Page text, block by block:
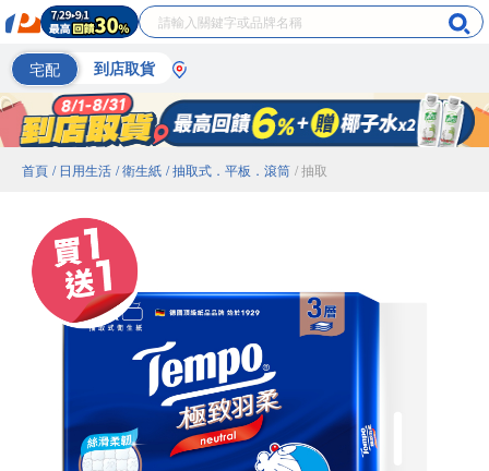
宅配 到店取貨
首頁 / 日用生活 / 衛生紙 / 抽取式．平板．滾筒 / 抽取